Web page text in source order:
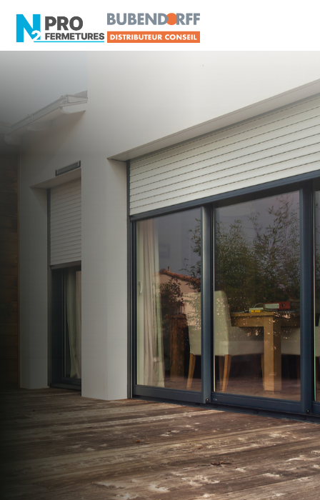
MAINE-ET-LOIRE -
Volet roulant
Thouarcé
Artisan, Menuisier, TPE ou PME proche de
Thouarcé ?
N2PRO Fermetures est votre référent Volet
roulant officiel pour vous apporter : Tarifs directs
usines sans minimum d'achat - Assistance
technique chantier et service réactif avec
07 83 35 69 17
MON DEVIS MOTEUR
Voir tous nos produits